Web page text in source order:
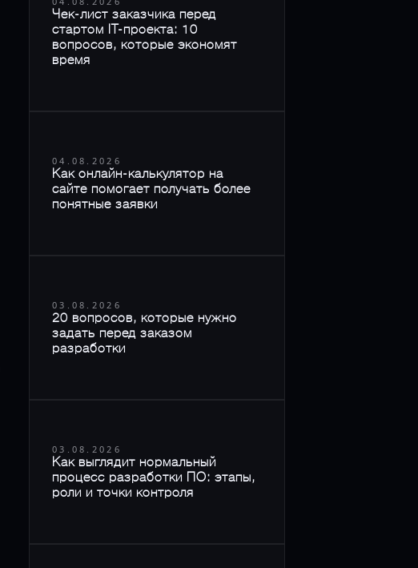
Чек-лист заказчика перед
стартом IT-проекта: 10
вопросов, которые экономят
время
04.08.2026
Как онлайн-калькулятор на
сайте помогает получать более
понятные заявки
03.08.2026
20 вопросов, которые нужно
задать перед заказом
разработки
03.08.2026
Как выглядит нормальный
процесс разработки ПО: этапы,
роли и точки контроля